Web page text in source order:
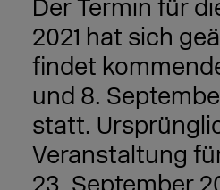
Der Termin für
2021 hat sich
findet
und 8.
statt.
Veranstaltung